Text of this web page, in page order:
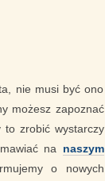
nie musi być ono
możesz zapoznać
to zrobić wystarczy
na naszym
o nowych